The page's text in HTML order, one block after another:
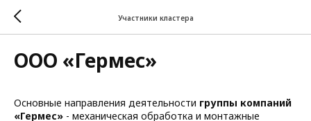
Участники кластера
ООО «Гермес»
Основные направления деятельности группы компаний
«Гермес» - механическая обработка и монтажные